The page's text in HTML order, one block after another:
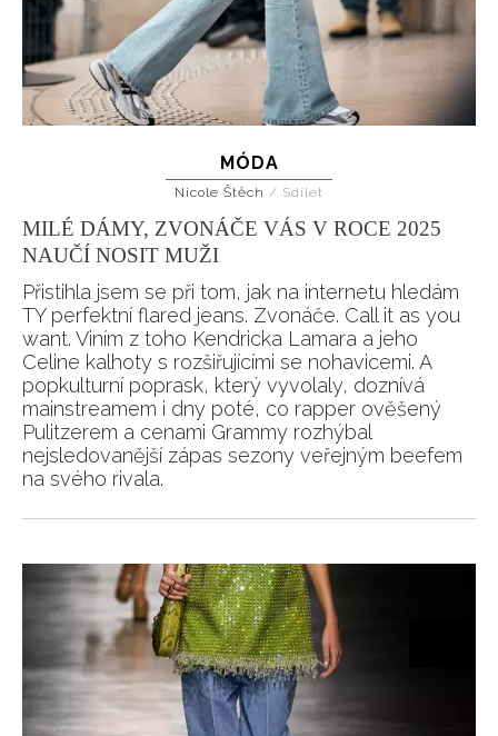
MÓDA
Nicole Štěch / Sdílet
MILÉ DÁMY, ZVONÁČE VÁS V ROCE 2025
NAUČÍ NOSIT MUŽI
Přistihla jsem se při tom, jak na internetu hledám
TY perfektní flared jeans. Zvonáče. Call it as you
want. Viním z toho Kendricka Lamara a jeho
Celine kalhoty s rozšiřujícími se nohavicemi. A
popkulturní poprask, který vyvolaly, doznívá
mainstreamem i dny poté, co rapper ověšený
Pulitzerem a cenami Grammy rozhýbal
nejsledovanější zápas sezony veřejným beefem
na svého rivala.